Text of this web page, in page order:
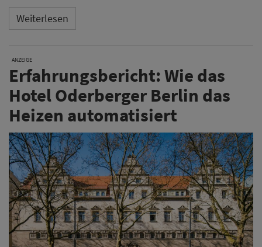
Weiterlesen
ANZEIGE
Erfahrungsbericht: Wie das
Hotel Oderberger Berlin das
Heizen automatisiert